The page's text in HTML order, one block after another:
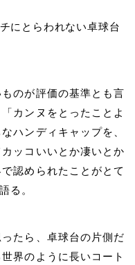
チにとらわれない卓球台
のが評価の基準とも言
カンヌをとったことよ
ハンディキャップを、
ッコいいとか凄いとか
認められたことがとて
る。
たら、卓球台の片側だ
界のように長いコート